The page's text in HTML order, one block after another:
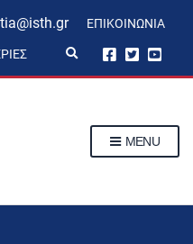
ΕΠΙΚΟΙΝΩΝΊΑ
p
MENU